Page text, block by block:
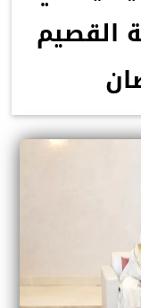
القصيم